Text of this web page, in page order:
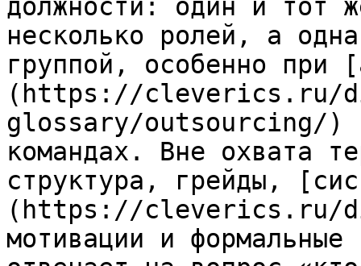
должности: один и тот
несколько ролей, а
группой, особенно при
(https://cleverics.ru/
glossary/outsourcing/)
командах. Вне охвата
структура, грейды,
(https://cleverics.ru/
мотивации и